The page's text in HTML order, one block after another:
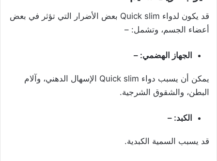
قد يكون لدواء Quick slim بعض الأضرار التي تؤثر في بعض
أعضاء الجسم، وتشمل: –
الجهاز الهضمي: –
يمكن أن يسبب دواء Quick slim الإسهال الدهني، وآلام
البطن، والشقوق الشرجية.
الكبد: –
قد يسبب السمية الكبدية.